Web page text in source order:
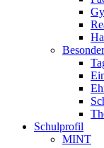
Schulprofil
MINT